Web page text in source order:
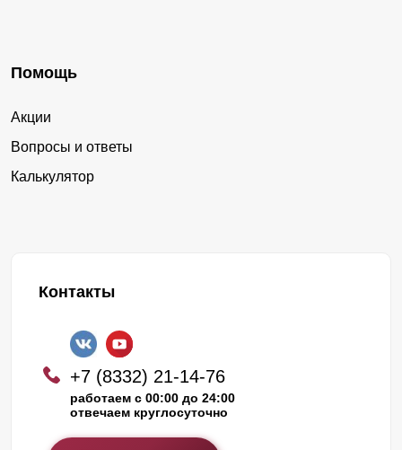
Помощь
Акции
Вопросы и ответы
Калькулятор
Контакты
+7 (8332) 21-14-76
работаем с 00:00 до 24:00
отвечаем круглосуточно